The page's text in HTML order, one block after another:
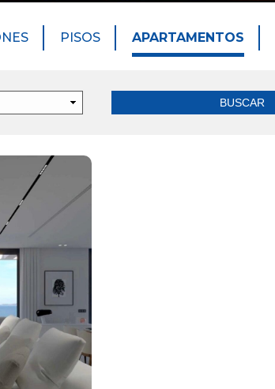
PISOS APARTAMENTOS
BUSCAR